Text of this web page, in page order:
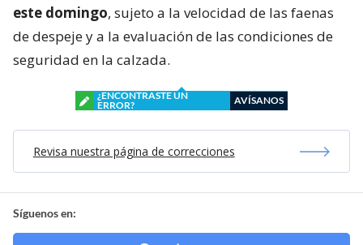
este domingo, sujeto a la velocidad de las faenas
de despeje y a la evaluación de las condiciones de
seguridad en la calzada.
¿ENCONTRASTE UN
ERROR?
AVÍSANOS
Revisa nuestra página de correcciones
Síguenos en: